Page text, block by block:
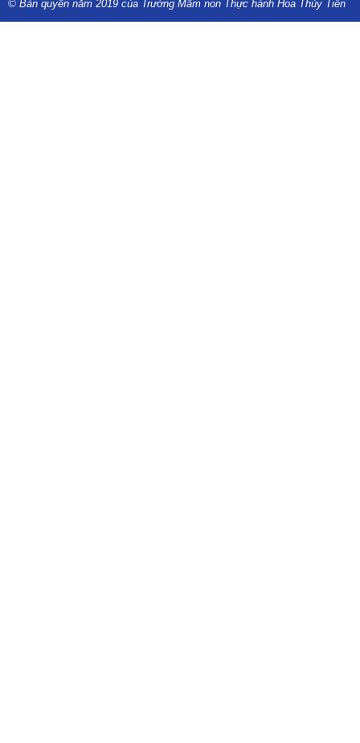
© Bản quyền năm 2019 của Trường Mầm non Thực hành Hoa Thủy Tiên